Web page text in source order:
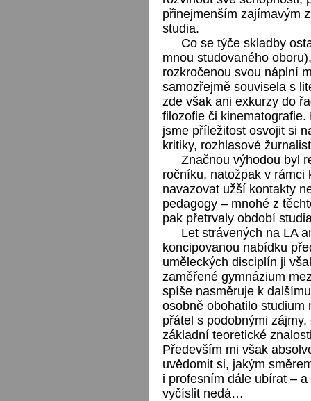
přinejmenším zajímavým
studia.
Co se týče skladby
mnou studovaného
rozkročenou svou náplní
samozřejmě souvisela s
zde však ani exkurzy do
filozofie či
jsme příležitost osvojit si
kritiky, rozhlasové
Značnou výhodou byl
ročníku, natožpak v rámci
navazovat užší kontakty
pedagogy – mnohé z
pak přetrvaly období
Let strávených na LA
koncipovanou nabídku
uměleckých disciplín ji
zaměřené gymnázium
spíše nasměruje k
osobně obohatilo studium
přátel s podobnými
základní teoretické
Především mi však
uvědomit si, jakým
i profesním dále ubírat –
vyčíslit nedá…